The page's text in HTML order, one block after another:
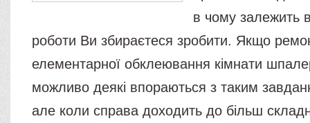
в чому залежить
роботи Ви збираєтеся зробити. Якщо
елементарної обклеювання кімнати
можливо деякі впораються з таким
але коли справа доходить до більш